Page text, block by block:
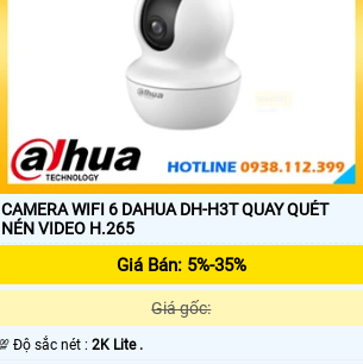
CAMERA WIFI 6 DAHUA DH-H3T QUAY QUÉT
NÉN VIDEO H.265
Giá Bán: 5%-35%
Giá gốc:
💯 Độ sắc nét : 2K Lite .